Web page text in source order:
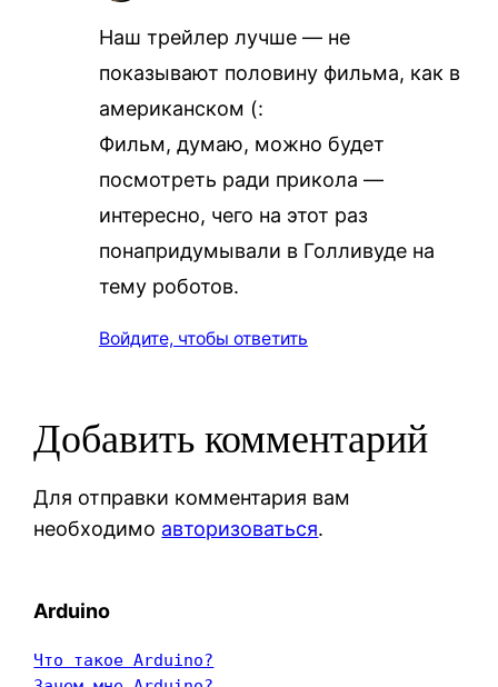
Наш трейлер лучше — не
показывают половину фильма, как в
американском (:
Фильм, думаю, можно будет
посмотреть ради прикола —
интересно, чего на этот раз
понапридумывали в Голливуде на
тему роботов.
Войдите, чтобы ответить
Добавить комментарий
Для отправки комментария вам
необходимо авторизоваться.
Arduino
Что такое Arduino?